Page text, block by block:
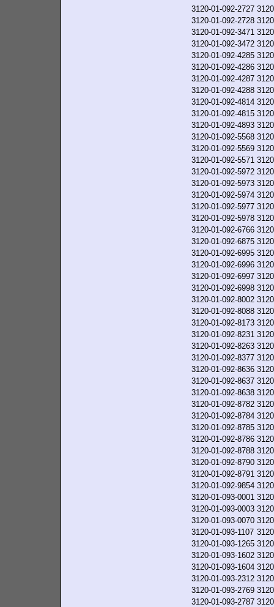
3120-01-092-2727
3120-01-092-2728
3120-01-092-3471
3120-01-092-3472
3120-01-092-4285
3120-01-092-4286
3120-01-092-4287
3120-01-092-4288
3120-01-092-4814
3120-01-092-4815
3120-01-092-4893
3120-01-092-5568
3120-01-092-5569
3120-01-092-5571
3120-01-092-5972
3120-01-092-5973
3120-01-092-5974
3120-01-092-5977
3120-01-092-5978
3120-01-092-6766
3120-01-092-6875
3120-01-092-6995
3120-01-092-6996
3120-01-092-6997
3120-01-092-6998
3120-01-092-8002
3120-01-092-8088
3120-01-092-8173
3120-01-092-8231
3120-01-092-8263
3120-01-092-8377
3120-01-092-8636
3120-01-092-8637
3120-01-092-8638
3120-01-092-8782
3120-01-092-8784
3120-01-092-8785
3120-01-092-8786
3120-01-092-8788
3120-01-092-8790
3120-01-092-8791
3120-01-092-9854
3120-01-093-0001
3120-01-093-0003
3120-01-093-0070
3120-01-093-1107
3120-01-093-1265
3120-01-093-1602
3120-01-093-1604
3120-01-093-2312
3120-01-093-2769
3120-01-093-2787